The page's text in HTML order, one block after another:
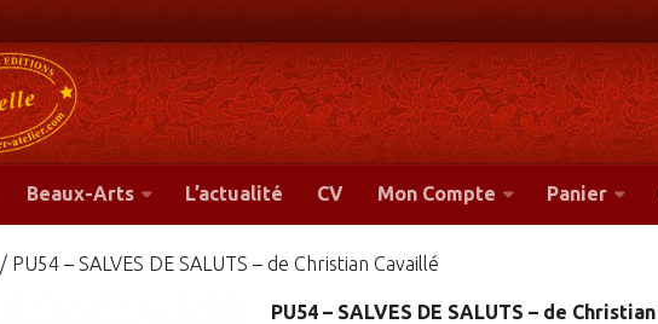
Beaux-Arts L’actualité CV Mon Compte Panier
/ PU54 – SALVES DE SALUTS – de Christian Cavaillé
PU54 – SALVES DE SALUTS – de Christian